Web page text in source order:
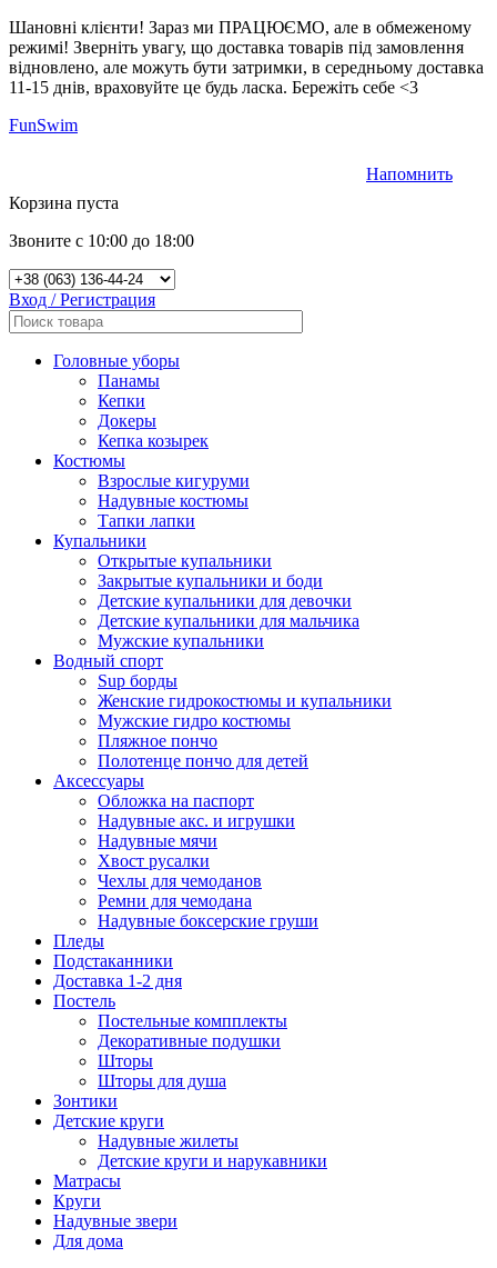
Шановні клієнти! Зараз ми ПРАЦЮЄМО, але в обмеженому
режимі! Зверніть увагу, що доставка товарів під замовлення
відновлено, але можуть бути затримки, в середньому доставка
11-15 днів, враховуйте це будь ласка. Бережіть себе <3
FunSwim
Корзина пуста
Звоните с 10:00 до 18:00
Вход / Регистрация
Головные уборы
Панамы
Кепки
Докеры
Кепка козырек
Костюмы
Взрослые кигуруми
Надувные костюмы
Тапки лапки
Купальники
Открытые купальники
Закрытые купальники и боди
Детские купальники для девочки
Детские купальники для мальчика
Мужские купальники
Водный спорт
Sup борды
Женские гидрокостюмы и купальники
Мужские гидро костюмы
Пляжное пончо
Полотенце пончо для детей
Аксессуары
Обложка на паспорт
Надувные акс. и игрушки
Надувные мячи
Хвост русалки
Чехлы для чемоданов
Ремни для чемодана
Надувные боксерские груши
Пледы
Подстаканники
Доставка 1-2 дня
Постель
Постельные компплекты
Декоративные подушки
Шторы
Шторы для душа
Зонтики
Детские круги
Надувные жилеты
Детские круги и нарукавники
Матрасы
Круги
Надувные звери
Для дома
Напомнить